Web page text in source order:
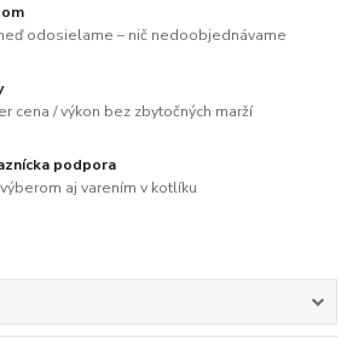
odosielame – nič nedoobjednávame
cena / výkon bez zbytočných marží
podpora
aj varením v kotlíku